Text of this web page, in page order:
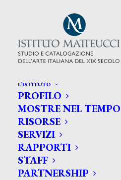
L’ISTITUTO
PROFILO
MOSTRE NEL TEMPO
RISORSE
SERVIZI
RAPPORTI
STAFF
PARTNERSHIP
CERCA TRA GLI
Search
for: